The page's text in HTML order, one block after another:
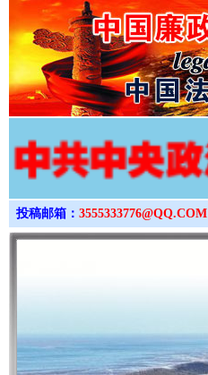
投稿邮箱： 3555333776@QQ.COM